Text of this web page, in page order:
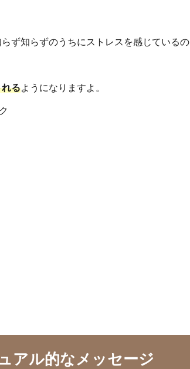
ず知らずのうちにストレスを感じているの
るようになりますよ。
アル的なメッセージ